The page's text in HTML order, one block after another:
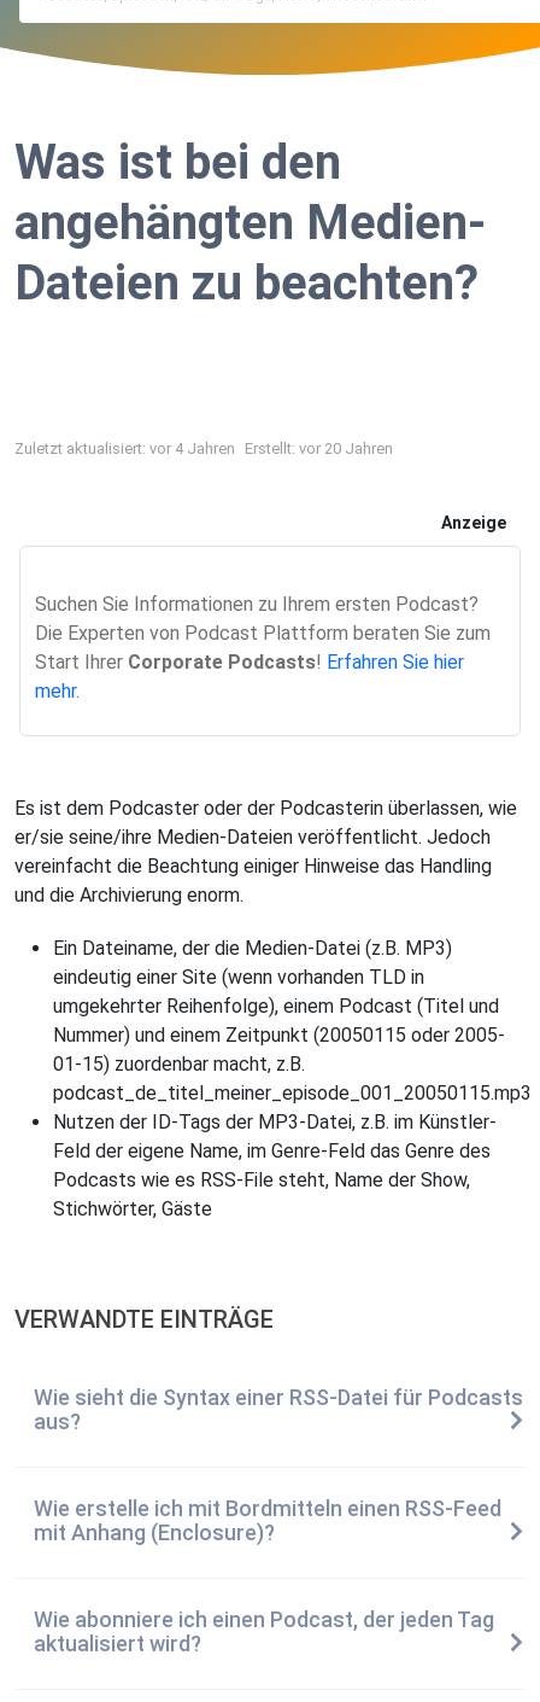
Was ist bei den
angehängten Medien-
Dateien zu beachten?
Zuletzt aktualisiert: vor 4 Jahren Erstellt: vor 20 Jahren
Anzeige
Suchen Sie Informationen zu Ihrem ersten Podcast?
Die Experten von Podcast Plattform beraten Sie zum
Start Ihrer Corporate Podcasts! Erfahren Sie hier
mehr.
Es ist dem Podcaster oder der Podcasterin überlassen, wie
er/sie seine/ihre Medien-Dateien veröffentlicht. Jedoch
vereinfacht die Beachtung einiger Hinweise das Handling
und die Archivierung enorm.
Ein Dateiname, der die Medien-Datei (z.B. MP3)
eindeutig einer Site (wenn vorhanden TLD in
umgekehrter Reihenfolge), einem Podcast (Titel und
Nummer) und einem Zeitpunkt (20050115 oder 2005-
01-15) zuordenbar macht, z.B.
podcast_de_titel_meiner_episode_001_20050115.mp3
Nutzen der ID-Tags der MP3-Datei, z.B. im Künstler-
Feld der eigene Name, im Genre-Feld das Genre des
Podcasts wie es RSS-File steht, Name der Show,
Stichwörter, Gäste
VERWANDTE EINTRÄGE
Wie sieht die Syntax einer RSS-Datei für Podcasts
aus?
Wie erstelle ich mit Bordmitteln einen RSS-Feed
mit Anhang (Enclosure)?
Wie abonniere ich einen Podcast, der jeden Tag
aktualisiert wird?